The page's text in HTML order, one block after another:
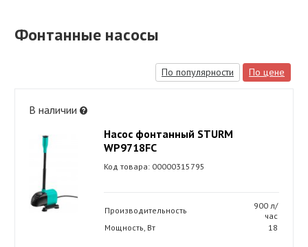
Фонтанные насосы
По популярности По цене
В наличии
Насос фонтанный STURM
WP9718FC
Код товара: 00000315795
Производительность
900 л/
час
Мощность, Вт
18